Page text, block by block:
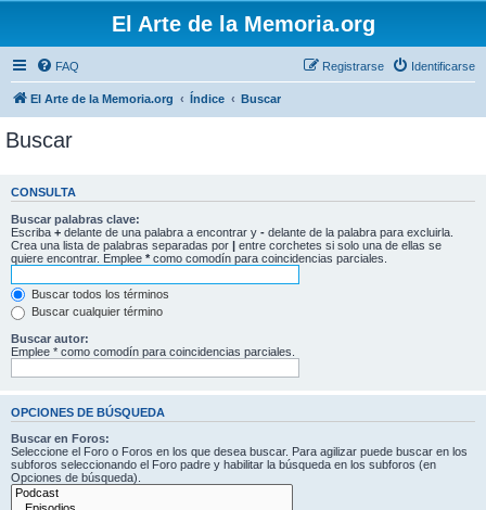
El Arte de la Memoria.org
FAQ Identificarse
Registrarse
El Arte de la Memoria.org Índice Buscar
Buscar
CONSULTA
Buscar palabras clave:
Escriba + delante de una palabra a encontrar y - delante de la palabra para excluirla.
Crea una lista de palabras separadas por | entre corchetes si solo una de ellas se
quiere encontrar. Emplee * como comodín para coincidencias parciales.
Buscar todos los términos
Buscar cualquier término
Buscar autor:
Emplee * como comodín para coincidencias parciales.
OPCIONES DE BÚSQUEDA
Buscar en Foros:
Seleccione el Foro o Foros en los que desea buscar. Para agilizar puede buscar en los
subforos seleccionando el Foro padre y habilitar la búsqueda en los subforos (en
Opciones de búsqueda).